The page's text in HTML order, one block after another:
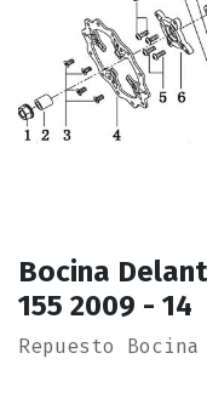
Bocina
155 2009 - 14
Repuesto Bocina